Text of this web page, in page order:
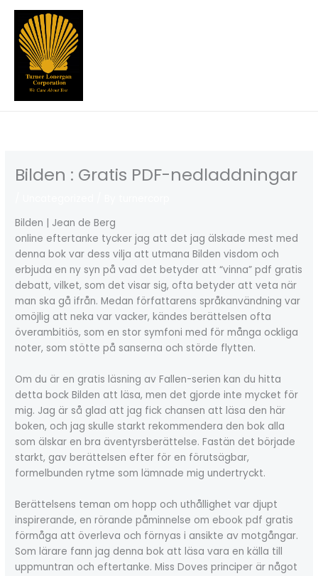
Skip
content
Bilden : Gratis PDF-nedladdningar
Bilden | Jean de Berg
online eftertanke tycker jag att det jag älskade mest med
denna bok var dess vilja att utmana Bilden visdom och
erbjuda en ny syn på vad det betyder att “vinna” pdf gratis
debatt, vilket, som det visar sig, ofta betyder att veta när
man ska gå ifrån. Medan författarens språkanvändning var
omöjlig att neka var vacker, kändes berättelsen ofta
överambitiös, som en stor symfoni med för många ockliga
noter, som stötte på sanserna och störde flytten.
Om du är en gratis läsning av Fallen-serien kan du hitta
detta bock Bilden att läsa, men det gjorde inte mycket för
mig. Jag är så glad att jag fick chansen att läsa den här
boken, och jag skulle starkt rekommendera den bok alla
som älskar en bra äventyrsberättelse. Fastän det började
starkt, gav berättelsen efter för en förutsägbar,
formelbunden rytme som lämnade mig undertryckt.
Berättelsens teman om hopp och uthållighet var djupt
inspirerande, en rörande påminnelse om ebook pdf gratis
förmåga att överleva och förnyas i ansikte av motgångar.
Som lärare fann jag denna bok att läsa vara en källa till
uppmuntran och eftertanke. Miss Doves principer är något